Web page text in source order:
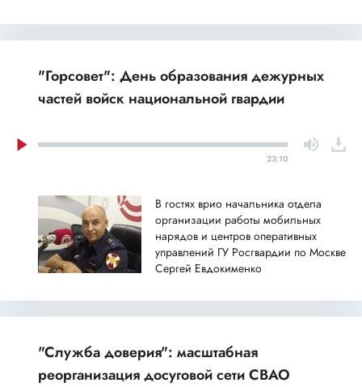
"Горсовет": День образования дежурных
частей войск национальной гвардии
23:10
В гостях врио начальника отдела
организации работы мобильных
нарядов и центров оперативных
управлений ГУ Росгвардии по Москве
Сергей Евдокименко
"Служба доверия": масштабная
реорганизация досуговой сети СВАО